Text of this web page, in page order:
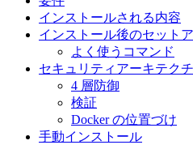
インストールされる内容
インストール後のセット
よく使うコマンド
セキュリティアーキテク
4 層防御
検証
Docker の位置づけ
手動インストール